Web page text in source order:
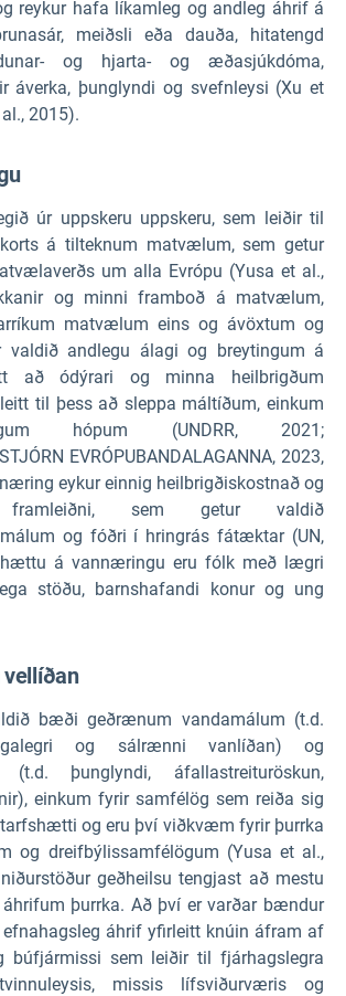
reykur hafa líkamleg og andleg áhrif á
meiðsli eða dauða, hitatengd
og hjarta- og æðasjúkdóma,
áverka, þunglyndi og svefnleysi (Xu et
2015).
úr uppskeru uppskeru, sem leiðir til
á tilteknum matvælum, sem getur
um alla Evrópu (Yusa et al.,
og minni framboð á matvælum,
matvælum eins og ávöxtum og
valdið andlegu álagi og breytingum á
að ódýrari og minna heilbrigðum
til þess að sleppa máltíðum, einkum
hópum (UNDRR, 2021;
EVRÓPUBANDALAGANNA, 2023,
eykur einnig heilbrigðiskostnað og
sem getur valdið
og fóðri í hringrás fátæktar (UN,
á vannæringu eru fólk með lægri
stöðu, barnshafandi konur og ung
vellíðan
bæði geðrænum vandamálum (t.d.
og sálrænni vanlíðan) og
(t.d. þunglyndi, áfallastreituröskun,
einkum fyrir samfélög sem reiða sig
og eru því viðkvæm fyrir þurrka
og dreifbýlissamfélögum (Yusa et al.,
geðheilsu tengjast að mestu
þurrka. Að því er varðar bændur
efnahagsleg áhrif yfirleitt knúin áfram af
búfjármissi sem leiðir til fjárhagslegra
missis lífsviðurværis og